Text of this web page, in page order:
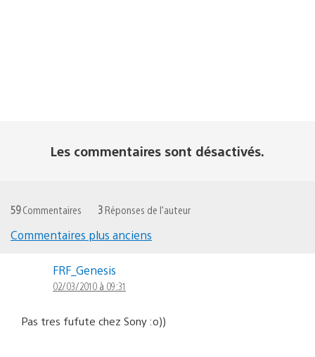
Les commentaires sont désactivés.
59Commentaires 3 Réponses de l'auteur
commentaires
Commentaires plus anciens
FRF_Genesis
02/03/2010 à 09:31
Pas tres fufute chez Sony :o))